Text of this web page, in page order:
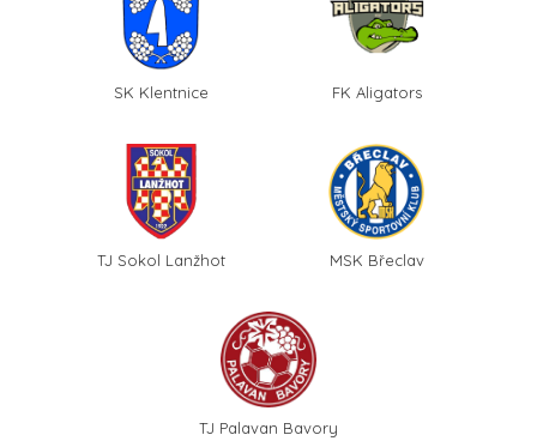
SK Klentnice FK Aligators
TJ Sokol Lanžhot MSK Břeclav
TJ Palavan Bavory